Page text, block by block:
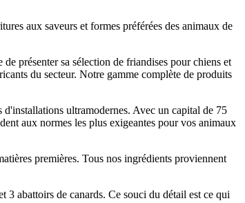
aux saveurs et formes préférées des animaux de
présenter sa sélection de friandises pour chiens et
du secteur. Notre gamme complète de produits
ultramodernes. Avec un capital de 75
aux normes les plus exigeantes pour vos animaux
premières. Tous nos ingrédients proviennent
3 abattoirs de canards. Ce souci du détail est ce qui